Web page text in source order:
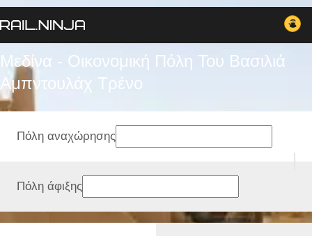
Μεδίνα - Οικονομική Πόλη Του Βασιλιά
Αμπντουλάχ Tρένο
Πόλη αναχώρησης
Πόλη άφιξης